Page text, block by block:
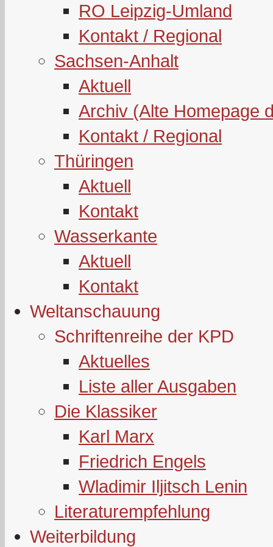
RO Leipzig-Umland
Kontakt / Regional
Sachsen-Anhalt
Aktuell
Archiv (Alte Homepage
Kontakt / Regional
Thüringen
Aktuell
Kontakt
Wasserkante
Aktuell
Kontakt
Weltanschauung
Schriftenreihe der KPD
Aktuelles
Liste aller Ausgaben
Die Klassiker
Karl Marx
Friedrich Engels
Wladimir Iljitsch Lenin
Literaturempfehlung
Weiterbildung